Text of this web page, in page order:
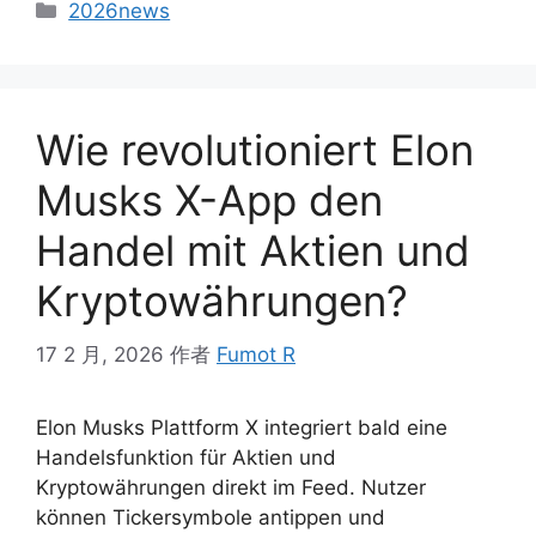
2026news
Wie revolutioniert Elon
Musks X-App den
Handel mit Aktien und
Kryptowährungen?
17 2 月, 2026 作者 Fumot R
Elon Musks Plattform X integriert bald eine
Handelsfunktion für Aktien und
Kryptowährungen direkt im Feed. Nutzer
können Tickersymbole antippen und